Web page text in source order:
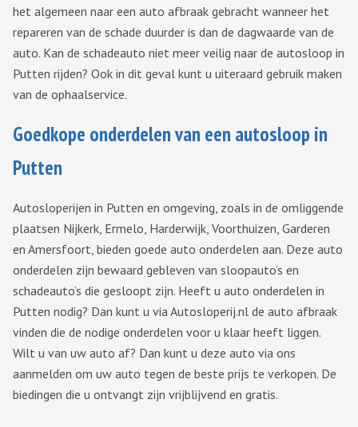
het algemeen naar een auto afbraak gebracht wanneer het
repareren van de schade duurder is dan de dagwaarde van de
auto. Kan de schadeauto niet meer veilig naar de autosloop in
Putten rijden? Ook in dit geval kunt u uiteraard gebruik maken
van de ophaalservice.
Goedkope onderdelen van een autosloop in
Putten
Autosloperijen in Putten en omgeving, zoals in de omliggende
plaatsen Nijkerk, Ermelo, Harderwijk, Voorthuizen, Garderen
en Amersfoort, bieden goede auto onderdelen aan. Deze auto
onderdelen zijn bewaard gebleven van sloopauto’s en
schadeauto’s die gesloopt zijn. Heeft u auto onderdelen in
Putten nodig? Dan kunt u via Autosloperij.nl de auto afbraak
vinden die de nodige onderdelen voor u klaar heeft liggen.
Wilt u van uw auto af? Dan kunt u deze auto via ons
aanmelden om uw auto tegen de beste prijs te verkopen. De
biedingen die u ontvangt zijn vrijblijvend en gratis.